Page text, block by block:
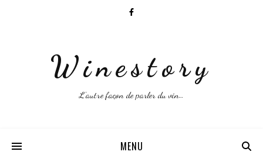
Winestory
L'autre façon de parler du vin…
MENU